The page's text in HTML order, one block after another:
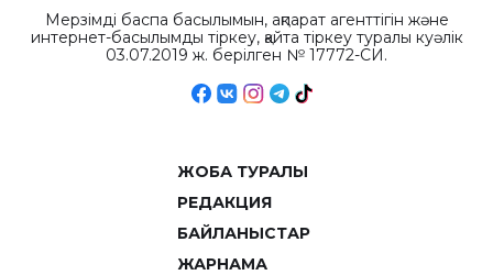
Мерзімді баспа басылымын, ақпарат агенттігін және
интернет-басылымды тіркеу, қайта тіркеу туралы куәлік
03.07.2019 ж. берілген № 17772-СИ.
ЖОБА ТУРАЛЫ
РЕДАКЦИЯ
БАЙЛАНЫСТАР
ЖАРНАМА